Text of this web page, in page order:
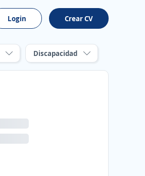
Login Crear CV
Discapacidad